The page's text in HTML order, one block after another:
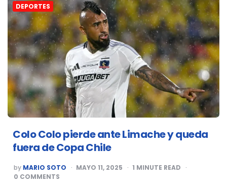
DEPORTES
Colo Colo pierde ante Limache y queda
fuera de Copa Chile
POSTED
BY
by MARIO SOTO MAYO 11, 2025 1 MINUTE READ
0 COMMENTS